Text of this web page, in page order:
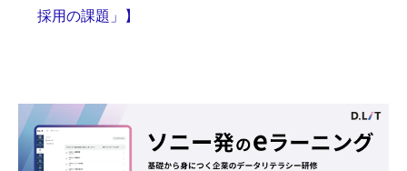
採用の課題」】